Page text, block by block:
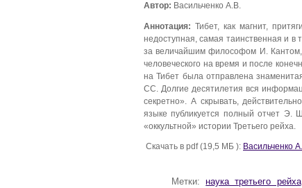
Автор: Васильченко А.В.
Аннотация: Тибет, как магнит,
недоступная, самая таинственная и
за величайшим философом И. Кантом,
человеческого на время и после
на Тибет была отправлена
СС. Долгие десятилетия вся
секретно». А скрывать,
языке публикуется полный отчет Э.
«оккультной» истории Третьего рейха.
Скачать в pdf (19,5 МБ ): Васильченко
Метки:наука третьего рейха